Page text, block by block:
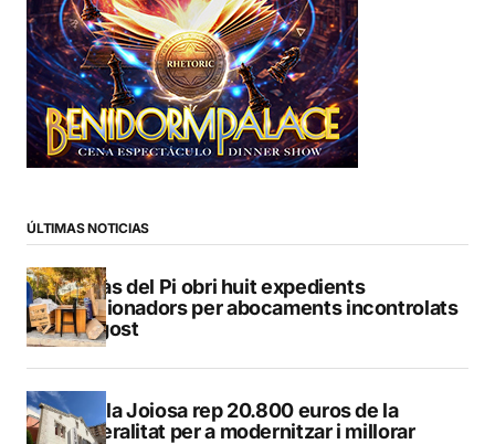
ÚLTIMAS NOTICIAS
L’Alfàs del Pi obri huit expedients
sancionadors per abocaments incontrolats
a l’agost
La Vila Joiosa rep 20.800 euros de la
Generalitat per a modernitzar i millorar